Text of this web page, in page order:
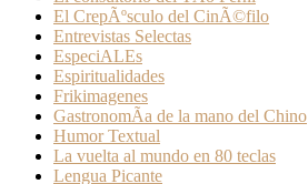
El CrepÃºsculo del CinÃ©filo
Entrevistas Selectas
EspeciALEs
Espiritualidades
Frikimagenes
GastronomÃ­a de la mano del Chino
Humor Textual
La vuelta al mundo en 80 teclas
Lengua Picante